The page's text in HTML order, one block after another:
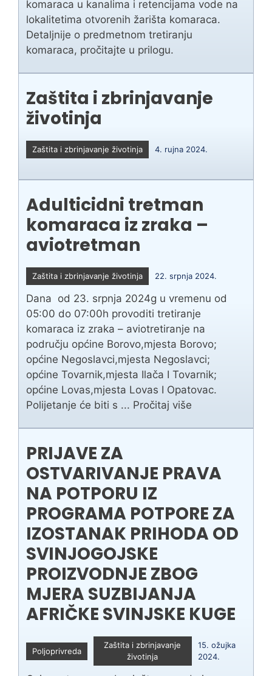
komaraca u kanalima i retencijama vode na
lokalitetima otvorenih žarišta komaraca.
Detaljnije o predmetnom tretiranju
komaraca, pročitajte u prilogu.
Zaštita i zbrinjavanje
životinja
Zaštita i zbrinjavanje životinja 4. rujna 2024.
Adulticidni tretman
komaraca iz zraka –
aviotretman
Zaštita i zbrinjavanje životinja 22. srpnja 2024.
Dana od 23. srpnja 2024g u vremenu od
05:00 do 07:00h provoditi tretiranje
komaraca iz zraka – aviotretiranje na
području općine Borovo,mjesta Borovo;
općine Negoslavci,mjesta Negoslavci;
općine Tovarnik,mjesta Ilača I Tovarnik;
općine Lovas,mjesta Lovas I Opatovac.
Polijetanje će biti s ... Pročitaj više
PRIJAVE ZA
OSTVARIVANJE PRAVA
NA POTPORU IZ
PROGRAMA POTPORE ZA
IZOSTANAK PRIHODA OD
SVINJOGOJSKE
PROIZVODNJE ZBOG
MJERA SUZBIJANJA
AFRIČKE SVINJSKE KUGE
Poljoprivreda
Zaštita i zbrinjavanje
životinja
15. ožujka
2024.